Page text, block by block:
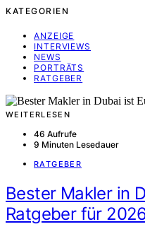
KATEGORIEN
ANZEIGE
INTERVIEWS
NEWS
PORTRÄTS
RATGEBER
WEITERLESEN
46 Aufrufe
9 Minuten Lesedauer
RATGEBER
Bester Makler in
Ratgeber für